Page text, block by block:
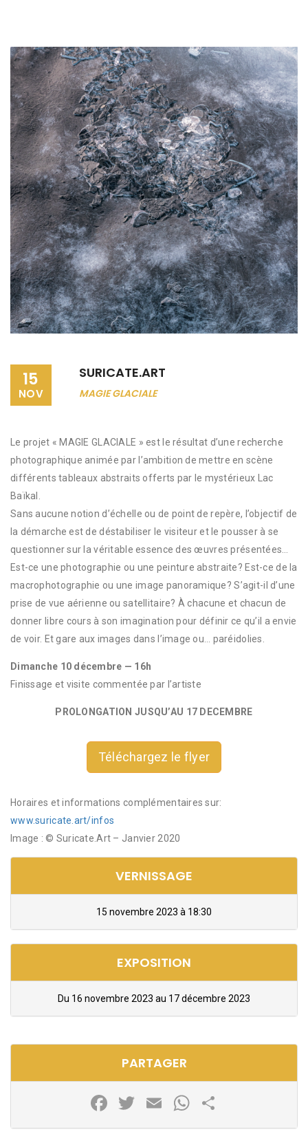
15
NOV
SURICATE.ART
MAGIE GLACIALE
Le projet « MAGIE GLACIALE » est le résultat d’une recherche
photographique animée par l’ambition de mettre en scène
différents tableaux abstraits offerts par le mystérieux Lac
Baïkal.
Sans aucune notion d’échelle ou de point de repère, l’objectif de
la démarche est de déstabiliser le visiteur et le pousser à se
questionner sur la véritable essence des œuvres présentées…
Est-ce une photographie ou une peinture abstraite? Est-ce de la
macrophotographie ou une image panoramique? S’agit-il d’une
prise de vue aérienne ou satellitaire? À chacune et chacun de
donner libre cours à son imagination pour définir ce qu’il a envie
de voir. Et gare aux images dans l’image ou… paréidolies.
Dimanche 10 décembre — 16h
Finissage et visite commentée par l’artiste
PROLONGATION JUSQU’AU 17 DECEMBRE
Téléchargez le flyer
Horaires et informations complémentaires sur:
www.suricate.art/infos
Image : © Suricate.Art – Janvier 2020
VERNISSAGE
15 novembre 2023 à 18:30
EXPOSITION
Du 16 novembre 2023 au 17 décembre 2023
PARTAGER
Facebook
Twitter
EmailWhatsApp